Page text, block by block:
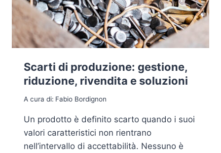
Scarti di produzione: gestione,
riduzione, rivendita e soluzioni
A cura di: Fabio Bordignon
Un prodotto è definito scarto quando i suoi
valori caratteristici non rientrano
nell’intervallo di accettabilità. Nessuno è